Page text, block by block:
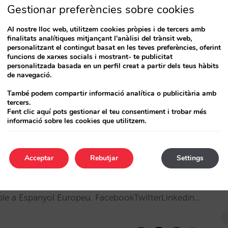
con clientes que te buscan (III y
a Espanyol Europeu. FacebookTwitterLinkedin…
clientes que te buscan (II): Tus
a Espanyol Europeu. FacebookTwitterLinkedin…
Gestionar preferències sobre cookies
Al nostre lloc web, utilitzem cookies pròpies i de tercers amb
finalitats analítiques mitjançant l'anàlisi del trànsit web,
personalitzant el contingut basat en les teves preferències, oferint
funcions de xarxes socials i mostrant- te publicitat
personalitzada basada en un perfil creat a partir dels teus hàbits
de navegació.
També podem compartir informació analítica o publicitària amb
tercers.
Fent clic aquí pots gestionar el teu consentiment i trobar més
informació sobre les cookies que utilitzem.
Acceptar Settings
Rebutjar